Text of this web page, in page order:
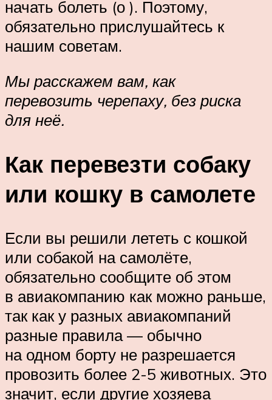
начать болеть (о ). Поэтому,
обязательно прислушайтесь к
нашим советам.
Мы расскажем вам, как
перевозить черепаху, без риска
для неё.
Как перевезти собаку
или кошку в самолете
Если вы решили лететь с кошкой
или собакой на самолёте,
обязательно сообщите об этом
в авиакомпанию как можно раньше,
так как у разных авиакомпаний
разные правила — обычно
на одном борту не разрешается
провозить более 2-5 животных. Это
значит, если другие хозяева